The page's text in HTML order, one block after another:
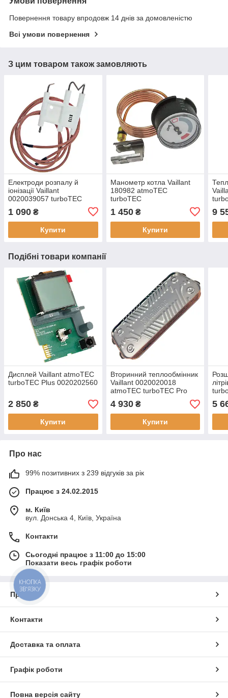
Повернення товару впродовж 14 днів за домовленістю
Всі умови повернення
З цим товаром також замовляють
Електроди розпалу й
іонізації Vaillant
0020039057 turboTEC
1 090 ₴
Купити
Манометр котла Vaillant
180982 atmoTEC
turboTEC
1 450₴
Купити
9
Подібні товари компанії
Дисплей Vaillant atmoTEC
turboTEC Plus 0020202560
2 850 ₴
Купити
Вторинний теплообмінник
Vaillant 0020020018
atmoTEC turboTEC Pro
4 930₴
Купити
5
Про нас
99% позитивних з 239 відгуків за рік
Працює з 24.02.2015
м. Київ
вул. Донська 4, Київ, Україна
Контакти
Сьогодні працює з 11:00 до 15:00
Показати весь графік роботи
Про нас
Контакти
Доставка та оплата
Графік роботи
Повна версія сайту
КНОПКА
ЗВ'ЯЗКУ